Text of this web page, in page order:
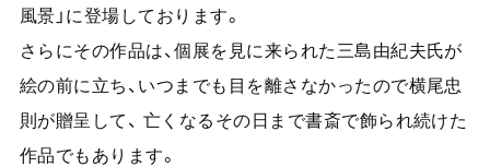
風景」に登場しております。
さらにその作品は、個展を見に来られた三島由紀夫氏が
絵の前に立ち、いつまでも目を離さなかったので横尾忠
則が贈呈して、 亡くなるその日まで書斎で飾られ続けた
作品でもあります。